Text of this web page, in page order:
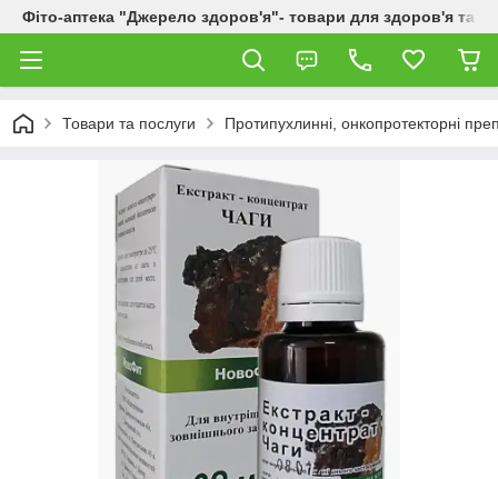
Фіто-аптека "Джерело здоров'я"- товари для здоров'я та
Товари та послуги Протипухлинні, онкопротекторні